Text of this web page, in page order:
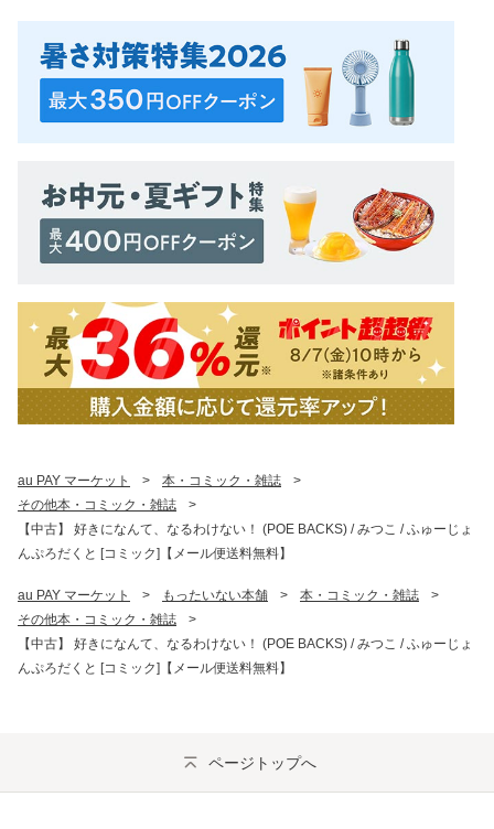
au PAY マーケット > 本・コミック・雑誌
>
その他本・コミック・雑誌
>
【中古】 好きになんて、なるわけない！ (POE BACKS) / みつこ / ふゅーじょ
んぷろだくと [コミック]【メール便送料無料】
au PAY マーケット > もったいない本舗 > 本・コミック・雑誌
>
その他本・コミック・雑誌
>
【中古】 好きになんて、なるわけない！ (POE BACKS) / みつこ / ふゅーじょ
んぷろだくと [コミック]【メール便送料無料】
ページトップへ